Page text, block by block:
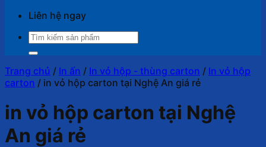
Liên hệ ngay
Tìm
kiếm:
Trang chủ / In ấn / In vỏ hộp - thùng carton / In vỏ hộp
carton / in vỏ hộp carton tại Nghệ An giá rẻ
in vỏ hộp carton tại Nghệ
An giá rẻ